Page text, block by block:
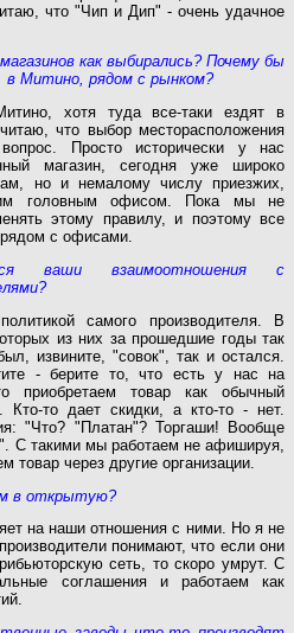
что "Чип и Дип" - очень удачное
как выбирались? Почему бы
в Митино, рядом с рынком?
хотя туда все-таки ездят в
что выбор месторасположения
Просто исторически у нас
магазин, сегодня уже широко
но и немалому числу приезжих,
головным офисом. Пока мы не
этому правилу, и поэтому все
с офисами.
ваши взаимоотношения с
самого производителя. В
из них за прошедшие годы так
извините, "совок", так и остался.
- берите то, что есть у нас на
приобретаем товар как обычный
Кто-то дает скидки, а кто-то - нет.
"Что? "Платан"? Торгаши! Вообще
С такими мы работаем не афишируя,
товар через другие организации.
в открытую?
на наши отношения с ними. Но я не
понимают, что если они
сеть, то скоро умрут. С
соглашения и работаем как